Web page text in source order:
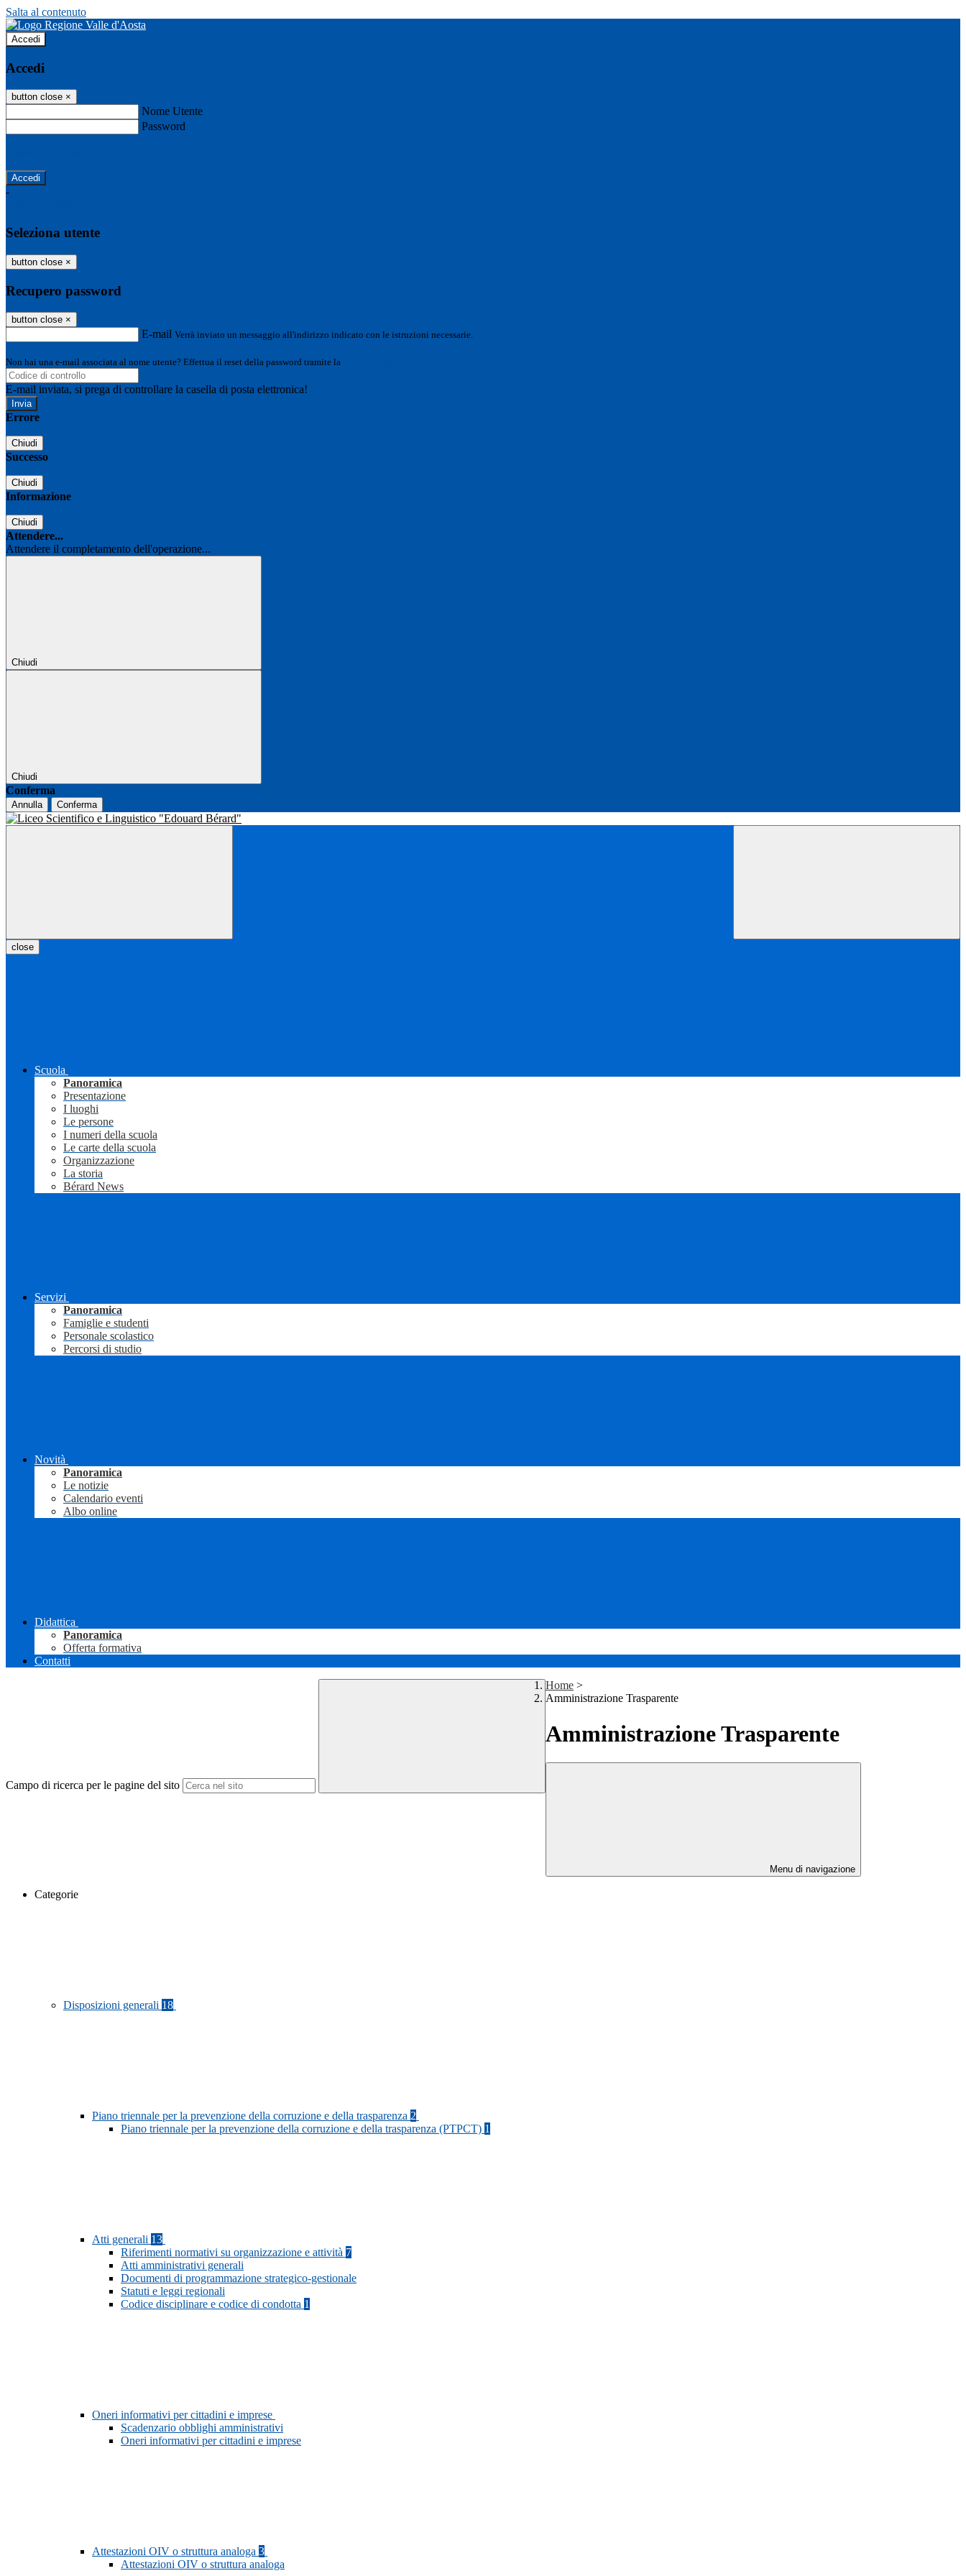
Salta al contenuto
Accedi
Accedi
button close ×
Nome Utente
Password
-
Seleziona utente
button close ×
Recupero password
button close ×
E-mail Verrà inviato un messaggio all'indirizzo indicato con le istruzioni necessarie.
Non hai una e-mail associata al nome utente? Effettua il reset della password tramite la
E-mail inviata, si prega di controllare la casella di posta elettronica!
Errore
Chiudi
Successo
Chiudi
Informazione
Chiudi
Attendere...
Attendere il completamento dell'operazione...
Chiudi
Chiudi
Conferma
Annulla Conferma
close
Scuola
Panoramica
Presentazione
I luoghi
Le persone
I numeri della scuola
Le carte della scuola
Organizzazione
La storia
Bérard News
Servizi
Panoramica
Famiglie e studenti
Personale scolastico
Percorsi di studio
Novità
Panoramica
Le notizie
Calendario eventi
Albo online
Didattica
Panoramica
Offerta formativa
Contatti
Campo di ricerca per le pagine del sito
Home >
Amministrazione Trasparente
Amministrazione Trasparente
Menu di navigazione
Categorie
Disposizioni generali 18
Piano triennale per la prevenzione della corruzione e della trasparenza 2
Piano triennale per la prevenzione della corruzione e della trasparenza (PTPCT) 1
Atti generali 13
Riferimenti normativi su organizzazione e attività 7
Atti amministrativi generali
Documenti di programmazione strategico-gestionale
Statuti e leggi regionali
Codice disciplinare e codice di condotta 1
Oneri informativi per cittadini e imprese
Scadenzario obblighi amministrativi
Oneri informativi per cittadini e imprese
Attestazioni OIV o struttura analoga 3
Attestazioni OIV o struttura analoga